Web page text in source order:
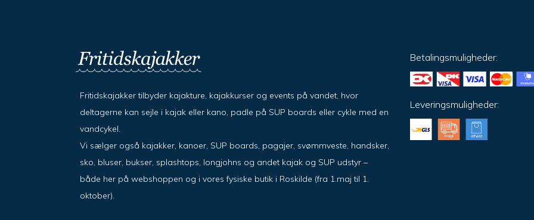
Fritidskajakker tilbyder kajakture, kajakkurser og events på vandet, hvor
deltagerne kan sejle i kajak eller kano, padle på SUP boards eller cykle med en
vandcykel.
Vi sælger også kajakker, kanoer, SUP boards, pagajer, svømmveste, handsker,
sko, bluser, bukser, splashtops, longjohns og andet kajak og SUP udstyr –
både her på webshoppen og i vores fysiske butik i Roskilde (fra 1.maj til 1.
oktober).
Betalingsmuligheder:
Leveringsmuligheder: